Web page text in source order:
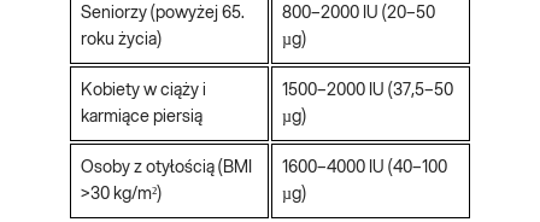
Seniorzy (powyżej 65.
roku życia)
800–2000 IU (20–50
µg)
Kobiety w ciąży i
karmiące piersią
1500–2000 IU (37,5–50
µg)
Osoby z otyłością (BMI
>30 kg/m²)
1600–4000 IU (40–100
µg)